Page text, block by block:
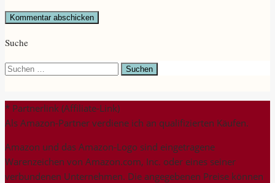
Suche
Suchen
* Partnerlink (Affiliate-Link)
Als Amazon-Partner verdiene ich an qualifizierten Käufen.
Amazon und das Amazon-Logo sind eingetragene
Warenzeichen von Amazon.com, Inc. oder eines seiner
verbundenen Unternehmen. Die angegebenen Preise können